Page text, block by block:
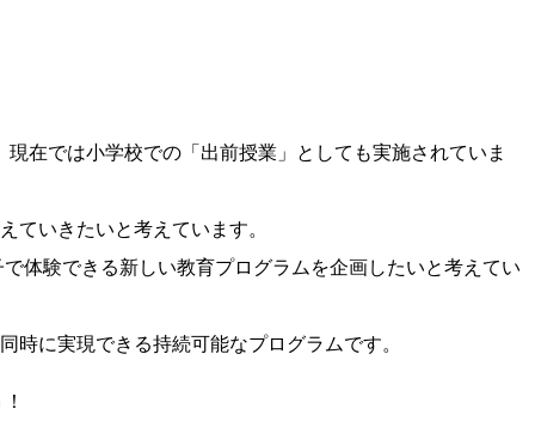
在では小学校での「出前授業」としても実施されていま
ていきたいと考えています。
体験できる新しい教育プログラムを企画したいと考えてい
時に実現できる持続可能なプログラムです。